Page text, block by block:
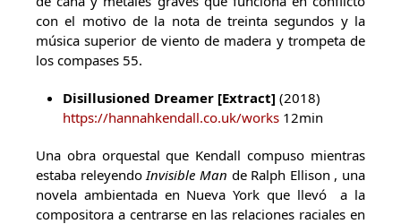
con el motivo de la nota de treinta segundos y la
música superior de viento de madera y trompeta de
los compases 55.
Disillusioned Dreamer [Extract] (2018)
https://hannahkendall.co.uk/works 12min
Una obra orquestal que Kendall compuso mientras
estaba releyendoInvisible Man de Ralph Ellison , una
novela ambientada en Nueva York que llevó a la
compositora a centrarse en las relaciones raciales en